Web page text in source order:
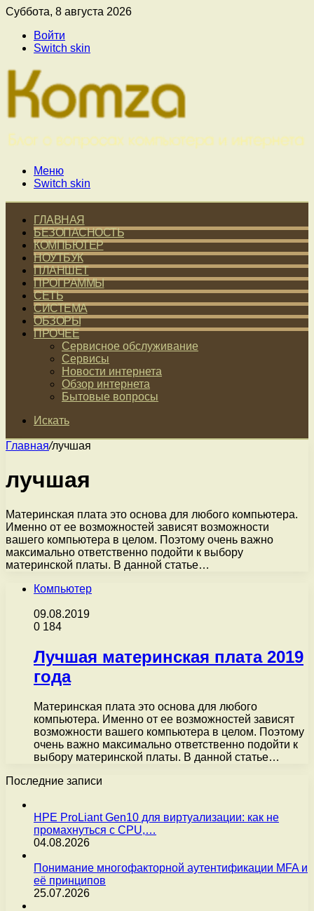
Суббота, 8 августа 2026
Войти
Switch skin
Меню
Switch skin
ГЛАВНАЯ
БЕЗОПАСНОСТЬ
КОМПЬЮТЕР
НОУТБУК
ПЛАНШЕТ
ПРОГРАММЫ
СЕТЬ
СИСТЕМА
ОБЗОРЫ
ПРОЧЕЕ
Сервисное обслуживание
Сервисы
Новости интернета
Обзор интернета
Бытовые вопросы
Искать
Главная/лучшая
лучшая
Материнская плата это основа для любого компьютера.
Именно от ее возможностей зависят возможности
вашего компьютера в целом. Поэтому очень важно
максимально ответственно подойти к выбору
материнской платы. В данной статье…
Компьютер
09.08.2019
0 184
Лучшая материнская плата 2019
года
Материнская плата это основа для любого
компьютера. Именно от ее возможностей зависят
возможности вашего компьютера в целом. Поэтому
очень важно максимально ответственно подойти к
выбору материнской платы. В данной статье…
Последние записи
HPE ProLiant Gen10 для виртуализации: как не
промахнуться с CPU,…
04.08.2026
Понимание многофакторной аутентификации MFA и
её принципов
25.07.2026